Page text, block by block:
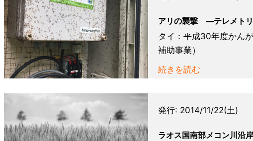
アリの襲撃 ―テレメト
タイ：平成30年度かん
補助事業）
続きを読む
発行: 2014/11/22(土)
ラオス国南部メコン川沿